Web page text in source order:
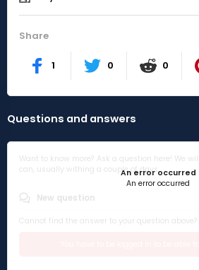
Share
1 0 0
Questions and answers
An error occurred
An error occurred
Want to know more? Ask a question here! We
can, usually withing a couple of days.
New question
Cannot find the answer to your question above?